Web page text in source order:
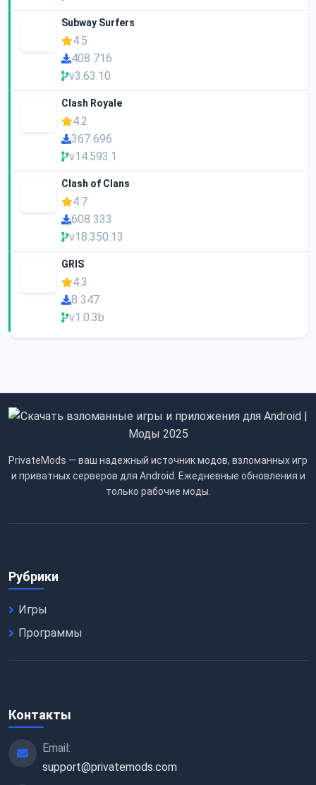
Subway Surfers
4.5
408 716
v3.63.10
Clash Royale
4.2
367 696
v14.593.1
Clash of Clans
4.7
608 333
v18.350.13
GRIS
4.3
8 347
v1.0.3b
PrivateMods — ваш надежный источник модов, взломанных игр
и приватных серверов для Android. Ежедневные обновления и
только рабочие моды.
Рубрики
Игры
Программы
Контакты
Email:
support@privatemods.com